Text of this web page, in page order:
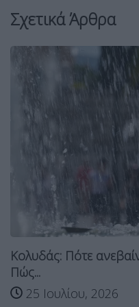
Σχετικά Άρθρα
Κολυδάς: Πότε
Πώς...
25 Ιουλίου, 2026